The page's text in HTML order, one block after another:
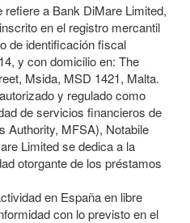
refiere a Bank DiMare Limited,
en el registro mercantil
de identificación fiscal
y con domicilio en: The
Msida, MSD 1421, Malta.
y regulado como
de servicios financieros de
Authority, MFSA), Notabile
Limited se dedica a la
otorgante de los préstamos
en España en libre
con lo previsto en el